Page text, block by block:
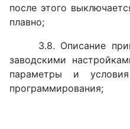
после этого
плавно;
3.8. Описание
заводскими
параметры и
программирования;